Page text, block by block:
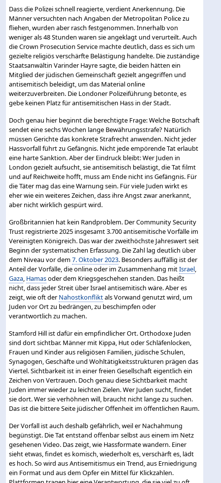
Dass die Polizei schnell reagierte, verdient Anerkennung. Die
Männer versuchten nach Angaben der Metropolitan Police zu
fliehen, wurden aber rasch festgenommen. Innerhalb von
weniger als 48 Stunden waren sie angeklagt und verurteilt. Auch
die Crown Prosecution Service machte deutlich, dass es sich um
gezielte religiös verschärfte Belästigung handelte. Die zuständige
Staatsanwältin Varinder Hayre sagte, die beiden hätten ein
Mitglied der jüdischen Gemeinschaft gezielt angegriffen und
antisemitisch beleidigt, um das Material online
weiterzuverbreiten. Die Londoner Polizeiführung betonte, es
gebe keinen Platz für antisemitischen Hass in der Stadt.
Doch genau hier beginnt die berechtigte Frage: Welche Botschaft
sendet eine sechs Wochen lange Bewährungsstrafe? Natürlich
müssen Gerichte das konkrete Strafrecht anwenden. Nicht jeder
Hassvorfall führt zu Gefängnis. Nicht jede empörende Tat erlaubt
eine harte Sanktion. Aber der Eindruck bleibt: Wer Juden in
London gezielt aufsucht, sie antisemitisch belästigt, die Tat filmt
und auf Reichweite hofft, muss am Ende nicht ins Gefängnis. Für
die Täter mag das eine Warnung sein. Für viele Juden wirkt es
eher wie ein weiteres Zeichen, dass ihre Angst zwar anerkannt,
aber nicht wirklich gespürt wird.
Großbritannien hat kein Randproblem. Der Community Security
Trust registrierte 2025 insgesamt 3.700 antisemitische Vorfälle im
Vereinigten Königreich. Das war der zweithöchste Jahreswert seit
Beginn der systematischen Erfassung. Die Zahl lag deutlich über
dem Niveau vor dem7. Oktober 2023. Besonders auffällig ist der
Anteil der Vorfälle, die online oder im Zusammenhang mitIsrael,
Gaza, Hamasoder dem Kriegsgeschehen standen. Das heißt
nicht, dass jeder Streit über Israel antisemitisch wäre. Aber es
zeigt, wie oft der Nahostkonfliktals Vorwand genutzt wird, um
Juden vor Ort zu bedrängen, zu beschimpfen oder
verantwortlich zu machen.
Stamford Hill ist dafür ein empfindlicher Ort. Orthodoxe Juden
sind dort sichtbar. Männer mit Kippa, Hut oder Schläfenlocken,
Frauen und Kinder aus religiösen Familien, jüdische Schulen,
Synagogen, Geschäfte und Wohltätigkeitsstrukturen prägen das
Viertel. Sichtbarkeit ist in einer freien Gesellschaft eigentlich ein
Zeichen von Vertrauen. Doch genau diese Sichtbarkeit macht
Juden immer wieder zu leichten Zielen. Wer Juden sucht, findet
sie dort. Wer sie verhöhnen will, braucht nicht lange zu suchen.
Das ist die bittere Seite jüdischer Offenheit im öffentlichen Raum.
Der Vorfall ist auch deshalb gefährlich, weil er Nachahmung
begünstigt. Die Tat entstand offenbar selbst aus einem im Netz
gesehenen Video. Das zeigt, wie Hassformate wandern. Einer
sieht etwas, findet es komisch, wiederholt es, verschärft es, lädt
es hoch. So wird aus Antisemitismus ein Trend, aus Erniedrigung
ein Format und aus dem Opfer ein Mittel für Klickzahlen.